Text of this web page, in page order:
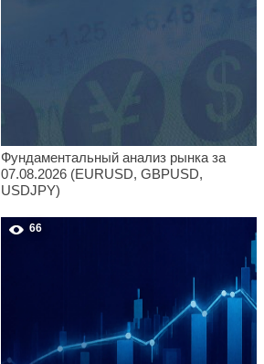
Фундаментальный анализ рынка за
07.08.2026 (EURUSD, GBPUSD,
USDJPY)
66